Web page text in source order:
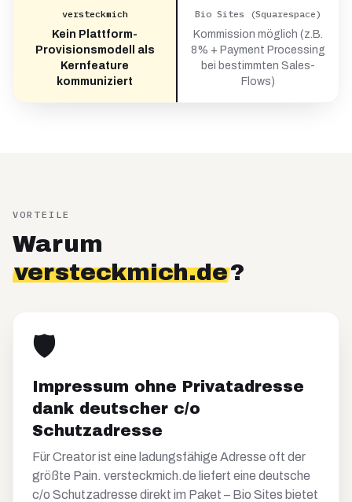
versteckmich
Kein Plattform-
Provisionsmodell als
Kernfeature
kommuniziert
Bio Sites (Squarespace)
Kommission möglich (z.B.
8% + Payment Processing
bei bestimmten Sales-
Flows)
VORTEILE
Warum
versteckmich.de?
🛡️
Impressum ohne Privatadresse
dank deutscher c/o
Schutzadresse
Für Creator ist eine ladungsfähige Adresse oft der
größte Pain. versteckmich.de liefert eine deutsche
c/o Schutzadresse direkt im Paket – Bio Sites bietet